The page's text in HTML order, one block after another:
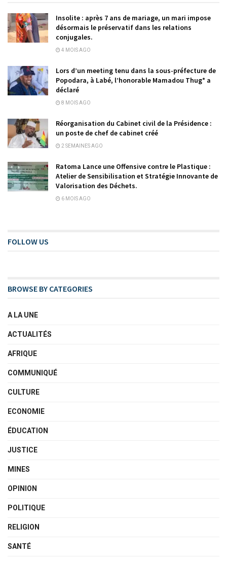
Insolite : après 7 ans de mariage, un mari impose
désormais le préservatif dans les relations
conjugales.
4 MOIS AGO
Lors d’un meeting tenu dans la sous-préfecture de
Popodara, à Labé, l’honorable Mamadou Thug* a
déclaré
8 MOIS AGO
Réorganisation du Cabinet civil de la Présidence :
un poste de chef de cabinet créé
2 SEMAINES AGO
Ratoma Lance une Offensive contre le Plastique :
Atelier de Sensibilisation et Stratégie Innovante de
Valorisation des Déchets.
6 MOIS AGO
FOLLOW US
BROWSE BY CATEGORIES
A LA UNE
ACTUALITÉS
AFRIQUE
COMMUNIQUÉ
CULTURE
ECONOMIE
ÉDUCATION
JUSTICE
MINES
OPINION
POLITIQUE
RELIGION
SANTÉ